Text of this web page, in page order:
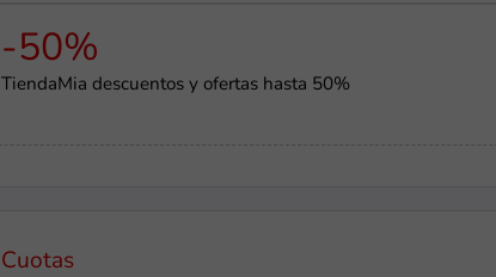
-50%
TiendaMia descuentos y ofertas hasta 50%
Cuotas